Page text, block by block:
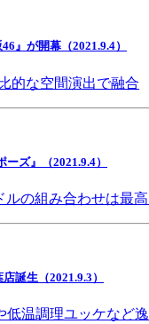
』が開幕（2021.9.4）
的な空間演出で融合
ズ』（2021.9.4）
の組み合わせは最高
誕生（2021.9.3）
温調理ユッケなど